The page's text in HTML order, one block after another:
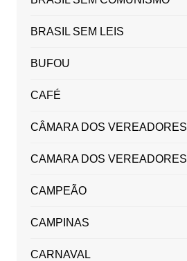
BRASIL SEM LEIS
BUFOU
CAFÉ
CÂMARA DOS VEREADORES
CAMARA DOS VEREADORES
CAMPEÃO
CAMPINAS
CARNAVAL